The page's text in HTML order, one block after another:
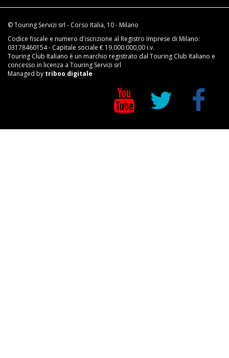
© Touring Servizi srl - Corso Italia, 10 - Milano
Codice fiscale e numero d'iscrizione al Registro Imprese di Milano:
03178460154 - Capitale sociale € 19.000.000,00 i.v.
Touring Club Italiano è un marchio registrato dal Touring Club Italiano e
concesso in licenza a Touring Servizi srl
Managed by triboo digitale